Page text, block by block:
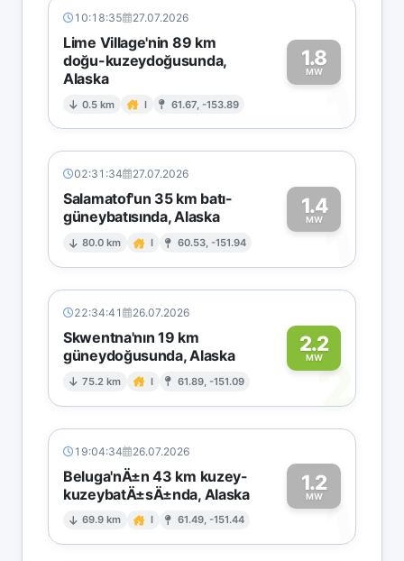
10:18:35 27.07.2026
Lime Village'nin 89 km
doğu-kuzeydoğusunda,
Alaska
0.5 km I 61.67, -153.89
1.8
MW
1
02:31:34 27.07.2026
Salamatof'un 35 km batı-
güneybatısında, Alaska
80.0 km I 60.53, -151.94
1.4
MW1
22:34:41 26.07.2026
Skwentna'nın 19 km
güneydoğusunda, Alaska
75.2 km I 61.89, -151.09
2.2
MW
2
19:04:34 26.07.2026
Beluga'nÄ±n 43 km kuzey-
kuzeybatÄ±sÄ±nda, Alaska
69.9 km I 61.49, -151.44
1.2
MW1